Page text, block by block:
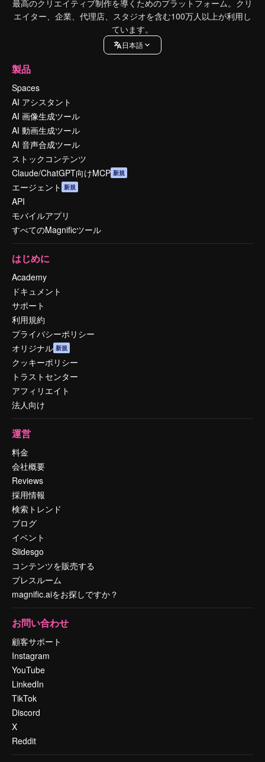
最高のクリエイティブ制作を導くためのプラットフォーム。クリ
エイター、企業、代理店、スタジオを含む100万人以上が利用し
ています。
日本語
製品
Spaces
AI アシスタント
AI 画像生成ツール
AI 動画生成ツール
AI 音声合成ツール
ストックコンテンツ
Claude/ChatGPT向けMCP 新規
エージェント 新規
API
モバイルアプリ
すべてのMagnificツール
はじめに
Academy
ドキュメント
サポート
利用規約
プライバシーポリシー
オリジナル 新規
クッキーポリシー
トラストセンター
アフィリエイト
法人向け
運営
料金
会社概要
Reviews
採用情報
検索トレンド
ブログ
イベント
Slidesgo
コンテンツを販売する
プレスルーム
magnific.aiをお探しですか？
お問い合わせ
顧客サポート
Instagram
YouTube
LinkedIn
TikTok
Discord
X
Reddit